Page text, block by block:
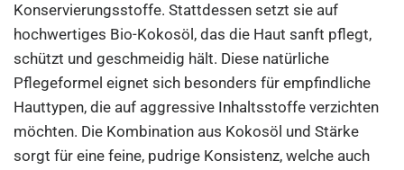
Konservierungsstoffe. Stattdessen setzt sie auf
hochwertiges Bio-Kokosöl, das die Haut sanft pflegt,
schützt und geschmeidig hält. Diese natürliche
Pflegeformel eignet sich besonders für empfindliche
Hauttypen, die auf aggressive Inhaltsstoffe verzichten
möchten. Die Kombination aus Kokosöl und Stärke
sorgt für eine feine, pudrige Konsistenz, welche auch